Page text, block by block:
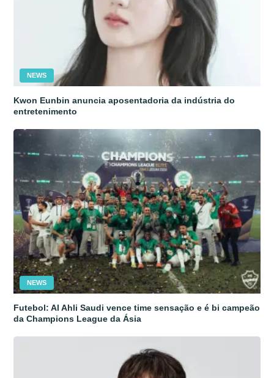
NEWS
Kwon Eunbin anuncia aposentadoria da indústria do
entretenimento
NEWS
Futebol: Al Ahli Saudi vence time sensação e é bi campeão
da Champions League da Ásia